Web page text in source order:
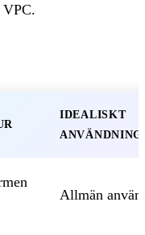
VPC.
IDEALISKT
Allmän